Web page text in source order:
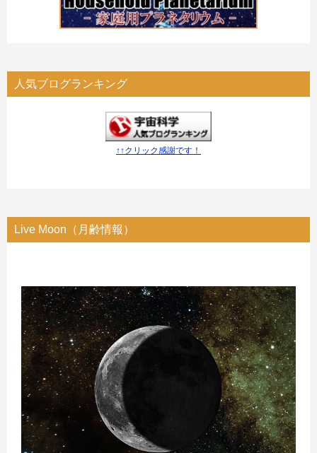
人気ブログランキング
↑↑クリック感謝です！
Live Moon（月齢情報）